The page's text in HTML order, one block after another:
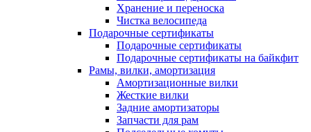
Хранение и переноска
Чистка велосипеда
Подарочные сертификаты
Подарочные сертификаты
Подарочные сертификаты на байкфит
Рамы, вилки, амортизация
Амортизационные вилки
Жесткие вилки
Задние амортизаторы
Запчасти для рам